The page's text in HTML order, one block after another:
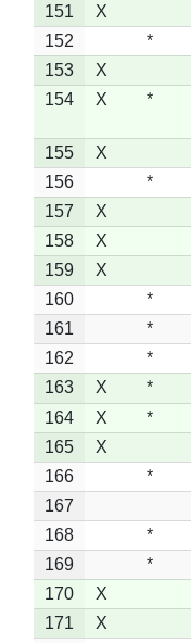
151
X
152
*
153
X
154
X *
155 X
156
*
157
X
158
X
159
X
160
*
161
*
162
*
163
X *
164
X *
165
X
166
*
167
168
*
169
*
170
X
171
X